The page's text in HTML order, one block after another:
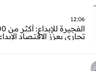
12:06
تجاري يعزز الاقتصاد